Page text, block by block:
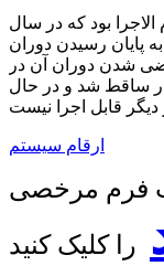
برای ۳ سال لازم الاجرا بود که در سال
شد. با به پایان رسیدن دوران
شدن دوران آن در
اعتبار ساقط شد و در حال
ارقام سیستم
فرم مرخصی